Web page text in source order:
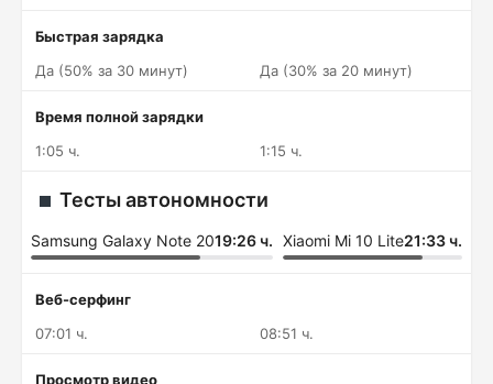
Быстрая зарядка
Да (50% за 30 минут)
Да (30% за 20 минут)
Время полной зарядки
1:05 ч.
1:15 ч.
Тесты автономности
Samsung Galaxy Note 2019:26 ч. Xiaomi Mi 10 Lite21:33 ч.
Веб-серфинг
07:01 ч.
08:51 ч.
Просмотр видео